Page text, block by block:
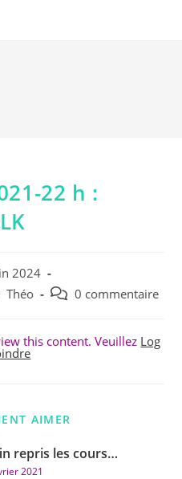
22 h :
2024
Théo
Commentaires
publication :
0 commentaire
this content. Veuillez Log
AIMER
repris les cours…
2021